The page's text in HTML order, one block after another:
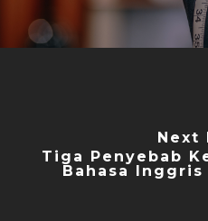
Next
Tiga Penyebab
Bahasa